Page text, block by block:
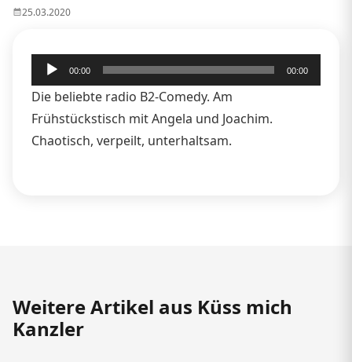
25.03.2020
Audio-
Player
00:00 00:00
Die beliebte radio B2-Comedy. Am
Frühstückstisch mit Angela und Joachim.
Chaotisch, verpeilt, unterhaltsam.
Weitere Artikel aus Küss mich
Kanzler